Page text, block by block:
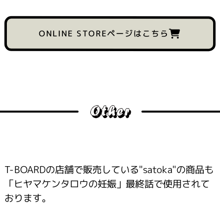
ONLINE STOREページはこちら
T-BOARDの店舗で販売している"satoka"の商品も
「ヒヤマケンタロウの妊娠」最終話で使用されて
おります。